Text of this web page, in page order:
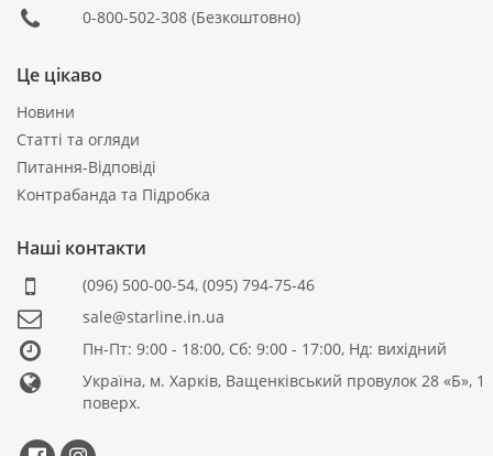
0-800-502-308(Безкоштовно)
Це цікаво
Новини
Статті та огляди
Питання-Відповіді
Контрабанда та Підробка
Наші контакти
(096) 500-00-54, (095) 794-75-46
sale@starline.in.ua
Пн-Пт: 9:00 - 18:00, Сб: 9:00 - 17:00, Нд: вихідний
Україна, м. Харків, Ващенківський провулок 28 «Б», 1
поверх.